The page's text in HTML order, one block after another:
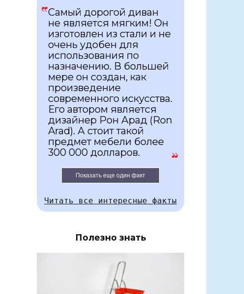
Самый дорогой диван
не является мягким! Он
изготовлен из стали и не
очень удобен для
использования по
назначению. В большей
мере он создан, как
произведение
современного искусства.
Его автором является
дизайнер Рон Арад (Ron
Arad). А стоит такой
предмет мебели более
300 000 долларов.
Показать еще один факт
Читать все интересные факты
Полезно знать